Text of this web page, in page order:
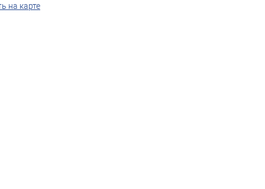
на карте